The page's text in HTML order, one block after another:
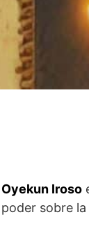
Oyekun Iroso
sobre